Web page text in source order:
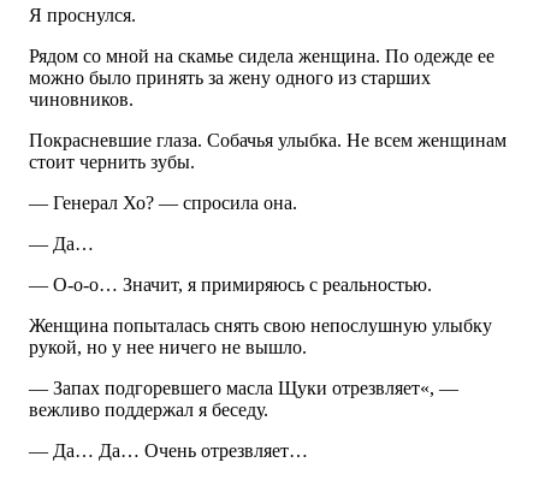
Я проснулся.
Рядом со мной на скамье сидела женщина. По одежде ее
можно было принять за жену одного из старших
чиновников.
Покрасневшие глаза. Собачья улыбка. Не всем женщинам
стоит чернить зубы.
— Генерал Хо? — спросила она.
— Да…
— О-о-о… Значит, я примиряюсь с реальностью.
Женщина попыталась снять свою непослушную улыбку
рукой, но у нее ничего не вышло.
— Запах подгоревшего масла Щуки отрезвляет«, —
вежливо поддержал я беседу.
— Да… Да… Очень отрезвляет…